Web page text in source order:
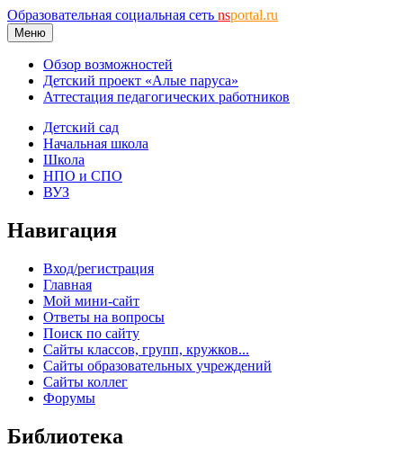
Образовательная социальная сеть nsportal.ru
Меню
Обзор возможностей
Детский проект «Алые паруса»
Аттестация педагогических работников
Детский сад
Начальная школа
Школа
НПО и СПО
ВУЗ
Навигация
Вход/регистрация
Главная
Мой мини-сайт
Ответы на вопросы
Поиск по сайту
Сайты классов, групп, кружков...
Сайты образовательных учреждений
Сайты коллег
Форумы
Библиотека